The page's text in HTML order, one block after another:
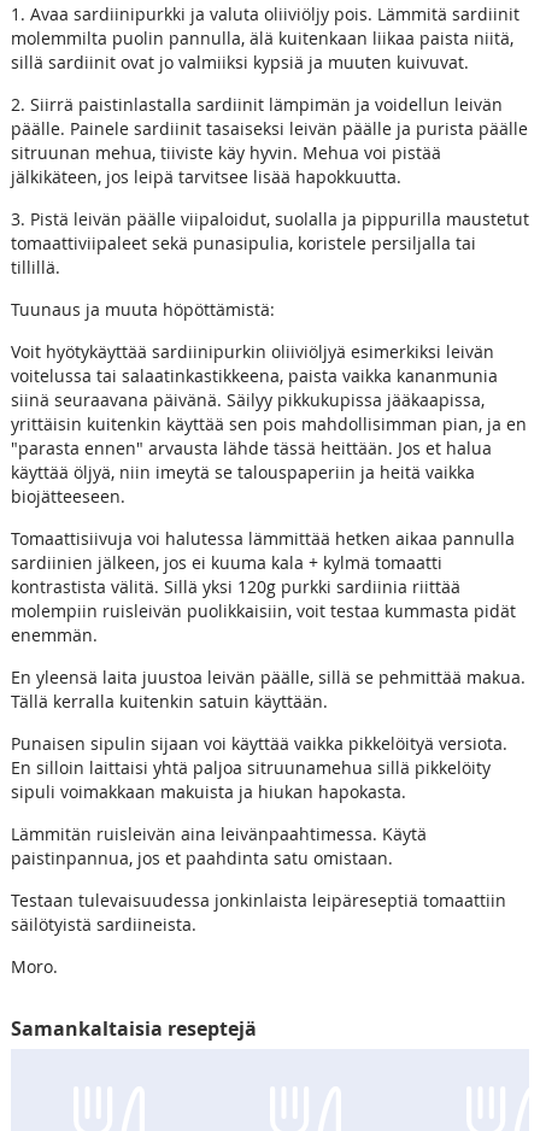
1. Avaa sardiinipurkki ja valuta oliiviöljy pois. Lämmitä sardiinit
molemmilta puolin pannulla, älä kuitenkaan liikaa paista niitä,
sillä sardiinit ovat jo valmiiksi kypsiä ja muuten kuivuvat.
2. Siirrä paistinlastalla sardiinit lämpimän ja voidellun leivän
päälle. Painele sardiinit tasaiseksi leivän päälle ja purista päälle
sitruunan mehua, tiiviste käy hyvin. Mehua voi pistää
jälkikäteen, jos leipä tarvitsee lisää hapokkuutta.
3. Pistä leivän päälle viipaloidut, suolalla ja pippurilla maustetut
tomaattiviipaleet sekä punasipulia, koristele persiljalla tai
tillillä.
Tuunaus ja muuta höpöttämistä:
Voit hyötykäyttää sardiinipurkin oliiviöljyä esimerkiksi leivän
voitelussa tai salaatinkastikkeena, paista vaikka kananmunia
siinä seuraavana päivänä. Säilyy pikkukupissa jääkaapissa,
yrittäisin kuitenkin käyttää sen pois mahdollisimman pian, ja en
"parasta ennen" arvausta lähde tässä heittään. Jos et halua
käyttää öljyä, niin imeytä se talouspaperiin ja heitä vaikka
biojätteeseen.
Tomaattisiivuja voi halutessa lämmittää hetken aikaa pannulla
sardiinien jälkeen, jos ei kuuma kala + kylmä tomaatti
kontrastista välitä. Sillä yksi 120g purkki sardiinia riittää
molempiin ruisleivän puolikkaisiin, voit testaa kummasta pidät
enemmän.
En yleensä laita juustoa leivän päälle, sillä se pehmittää makua.
Tällä kerralla kuitenkin satuin käyttään.
Punaisen sipulin sijaan voi käyttää vaikka pikkelöityä versiota.
En silloin laittaisi yhtä paljoa sitruunamehua sillä pikkelöity
sipuli voimakkaan makuista ja hiukan hapokasta.
Lämmitän ruisleivän aina leivänpaahtimessa. Käytä
paistinpannua, jos et paahdinta satu omistaan.
Testaan tulevaisuudessa jonkinlaista leipäreseptiä tomaattiin
säilötyistä sardiineista.
Moro.
Samankaltaisia reseptejä